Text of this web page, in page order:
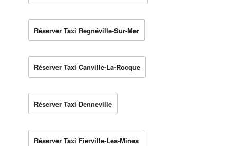
Réserver Taxi Regnéville-Sur-Mer
Réserver Taxi Canville-La-Rocque
Réserver Taxi Denneville
Réserver Taxi Fierville-Les-Mines